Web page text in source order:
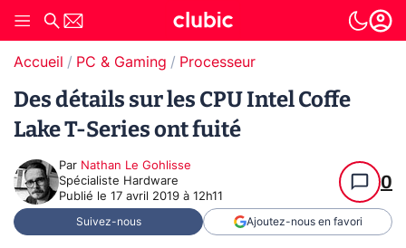
Accueil PC & Gaming Processeur
Des détails sur les CPU Intel Coffe
Lake T-Series ont fuité
Par Nathan Le Gohlisse
Spécialiste Hardware
Publié le 17 avril 2019 à 12h11
0
Suivez-nous Ajoutez-nous en favori